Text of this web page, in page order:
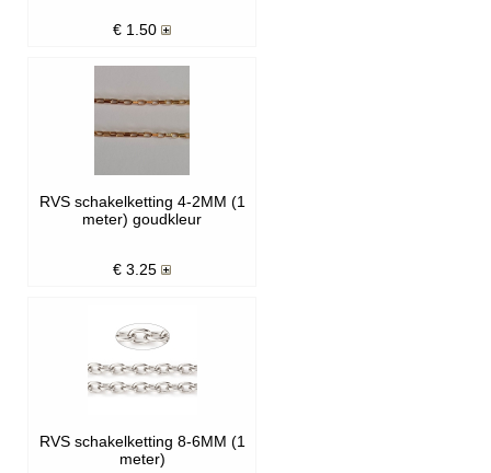
€ 1.50
RVS schakelketting 4-2MM (1
meter) goudkleur
€ 3.25
RVS schakelketting 8-6MM (1
meter)